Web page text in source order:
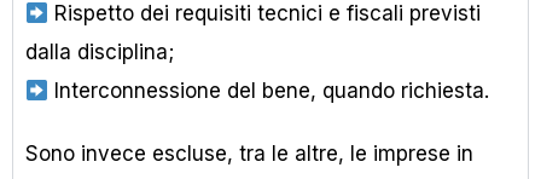
Rispetto dei requisiti tecnici e fiscali previsti
dalla disciplina;
Interconnessione del bene, quando richiesta.
Sono invece escluse, tra le altre, le imprese in